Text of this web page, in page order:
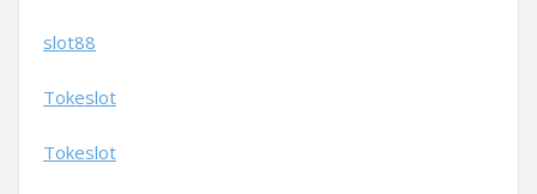
slot88
Tokeslot
Tokeslot